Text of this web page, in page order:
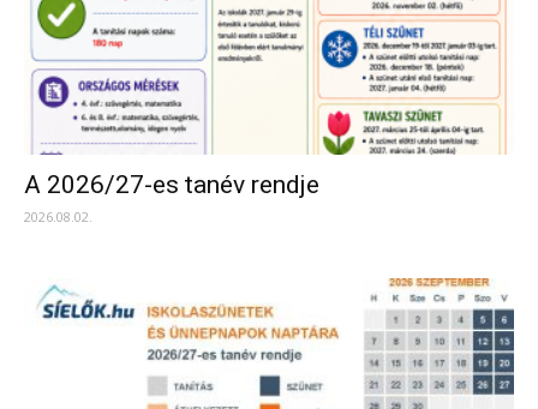
A 2026/27-es tanév rendje
2026.08.02.